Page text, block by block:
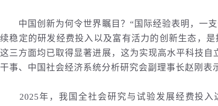
中国创新为何令世界瞩目？“国际经验表明，一支
续稳定的研发经费投入以及富有活力的创新生态，
这三方面均已取得显著进展，这为实现高水平科技
干事、中国社会经济系统分析研究会副理事长赵刚表
2025年，我国全社会研究与试验发展经费投入